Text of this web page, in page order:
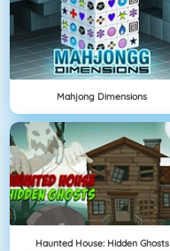
Mahjong Dimensions
Haunted House: Hidden Ghosts